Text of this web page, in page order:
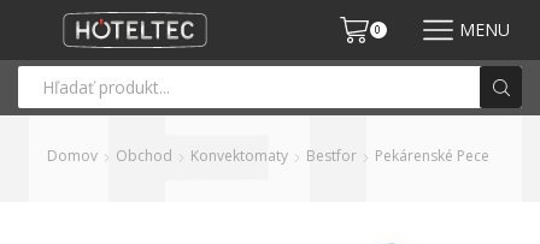
0 MENU
Domov Obchod Konvektomaty Bestfor Pekárenské Pece